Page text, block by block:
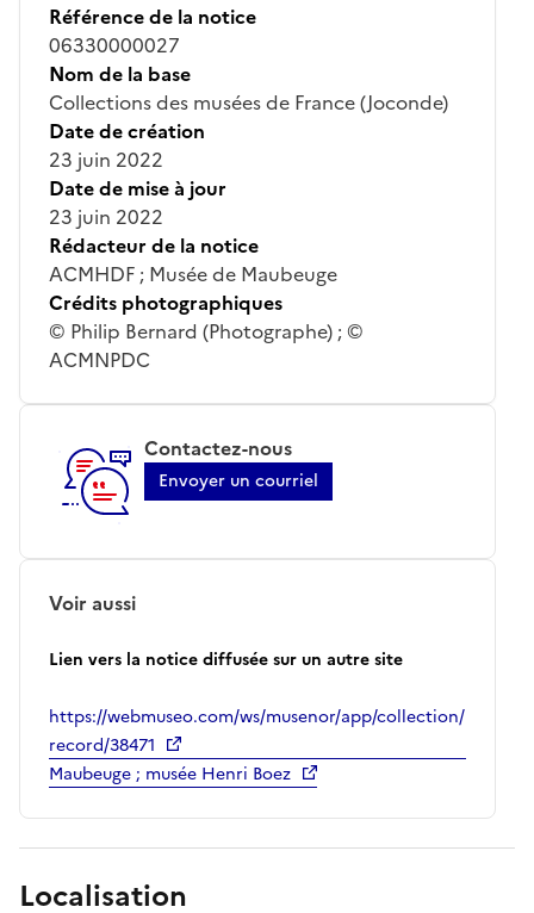
Référence de la notice
06330000027
Nom de la base
Collections des musées de France (Joconde)
Date de création
23 juin 2022
Date de mise à jour
23 juin 2022
Rédacteur de la notice
ACMHDF ; Musée de Maubeuge
Crédits photographiques
© Philip Bernard (Photographe) ; ©
ACMNPDC
Contactez-nous
Envoyer un courriel
Voir aussi
Lien vers la notice diffusée sur un autre site
https://webmuseo.com/ws/musenor/app/collection/
record/38471
Maubeuge ; musée Henri Boez
Localisation